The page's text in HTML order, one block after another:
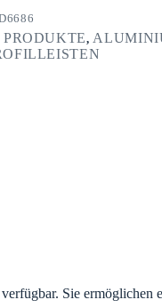
,
Sie ermöglichen